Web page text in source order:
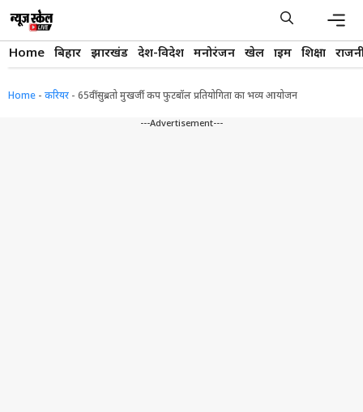
content
Home बिहार झारखंड देश-विदेश मनोरंजन खेल क्राइम शिक्षा
Home - करियर - 65वीं सुब्रतो मुखर्जी कप फुटबॉल प्रतियोगिता का भव्य आयोजन
---Advertisement---